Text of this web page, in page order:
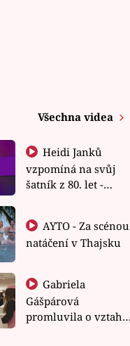
Všechna videa
Heidi Janků
vzpomíná na svůj
šatník z 80. let -
natáčení v Thajsku
Gabriela
Gášpárová
promluvila o vztahu